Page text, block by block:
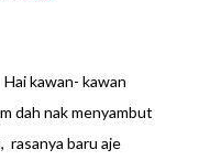
kawan- kawan
dah nak menyambut
rasanya baru aje